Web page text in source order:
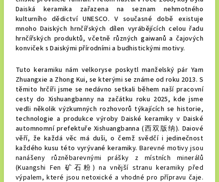
Daiská keramika zařazena na seznam nehmotného
kulturního dědictví UNESCO.V současné době existuje
mnoho Daiských hrnčířských dílen vyrábějících celou řadu
hrnčířských produktů, včetně různých gaiwanů a čajových
konviček s Daiskými přírodními a budhistickými motivy.
Tuto keramiku nám velkoryse poskytl manželský pár Yam
Zhuangxie a Zhong Kui, se kterými se známe od roku 2013. S
těmito hrčíři jsme se nedávno setkali během naší pracovní
cesty do Xishuangbanny na začátku roku 2025, kde jsme
vedli několik výzkumných rozhovorů týkajících se historie,
technologie a produkce výroby Daiské keramiky v Daiské
automnomní prefektuře Xishuangbanna (西双版纳). Daiové
věří, že každá věc má duši, o čemž svědčí i jedinečnost
každého kusu této vyrývané keramiky. Barevné motivy jsou
nanášeny různěbarevnými prášky z místních minerálů
(Kuangshi Fen 矿石粉) na vnější stranu keramiky před
výpalem, které jsou netoxické a vhodné pro přípravu čaje.